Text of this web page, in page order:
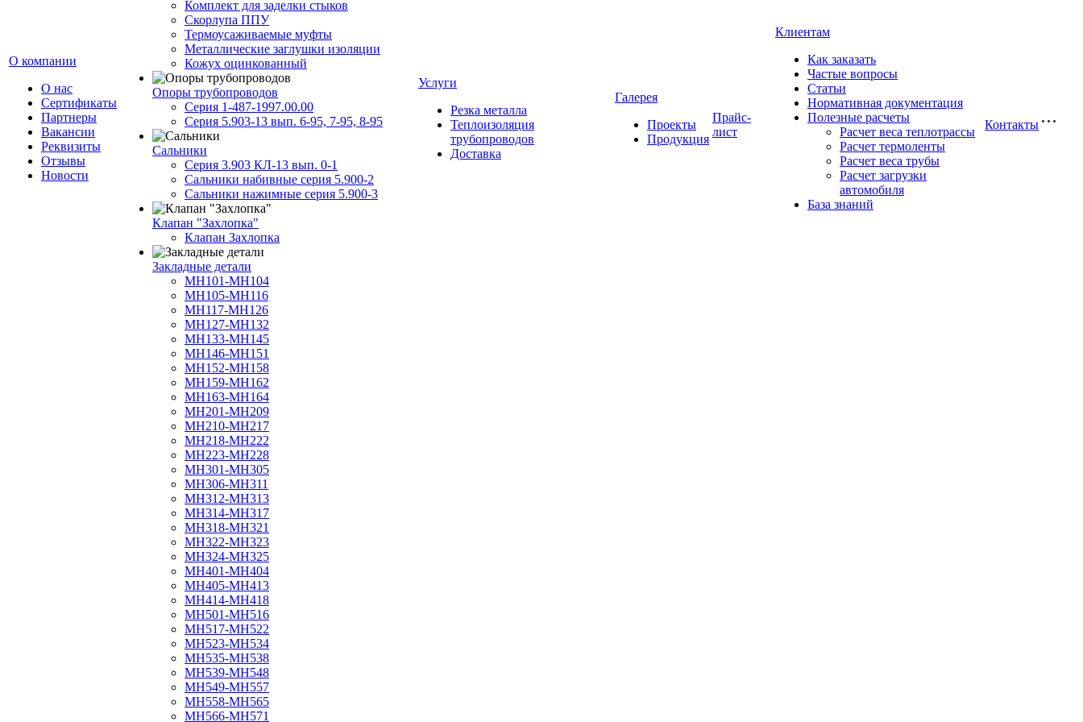
О компании
О нас
Сертификаты
Партнеры
Вакансии
Реквизиты
Отзывы
Новости
Комплект для заделки стыков
Скорлупа ППУ
Термоусаживаемые муфты
Металлические заглушки изоляции
Кожух оцинкованный
Опоры трубопроводов
Серия 1-487-1997.00.00
Серия 5.903-13 вып. 6-95, 7-95, 8-95
Сальники
Серия 3.903 КЛ-13 вып. 0-1
Сальники набивные серия 5.900-2
Сальники нажимные серия 5.900-3
Клапан "Захлопка"
Клапан Захлопка
Закладные детали
МН101-МН104
МН105-МН116
МН117-МН126
МН127-МН132
МН133-МН145
МН146-МН151
МН152-МН158
МН159-МН162
МН163-МН164
МН201-МН209
МН210-МН217
МН218-МН222
МН223-МН228
МН301-МН305
МН306-МН311
МН312-МН313
МН314-МН317
МН318-МН321
МН322-МН323
МН324-МН325
МН401-МН404
МН405-МН413
МН414-МН418
МН501-МН516
МН517-МН522
МН523-МН534
МН535-МН538
МН539-МН548
МН549-МН557
МН558-МН565
МН566-МН571
Услуги
Резка металла
Теплоизоляция
трубопроводов
Доставка
Галерея
Проекты
Продукция
Прайс-
лист
Клиентам
Как заказать
Частые вопросы
Статьи
Нормативная документация
Полезные расчеты
Расчет веса теплотрассы
Расчет термоленты
Расчет веса трубы
Расчет загрузки
автомобиля
База знаний
Контакты